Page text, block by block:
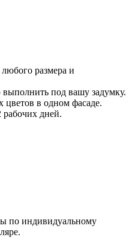
размера и
под вашу задумку.
цветов в одном фасаде.
рабочих дней.
по индивидуальному